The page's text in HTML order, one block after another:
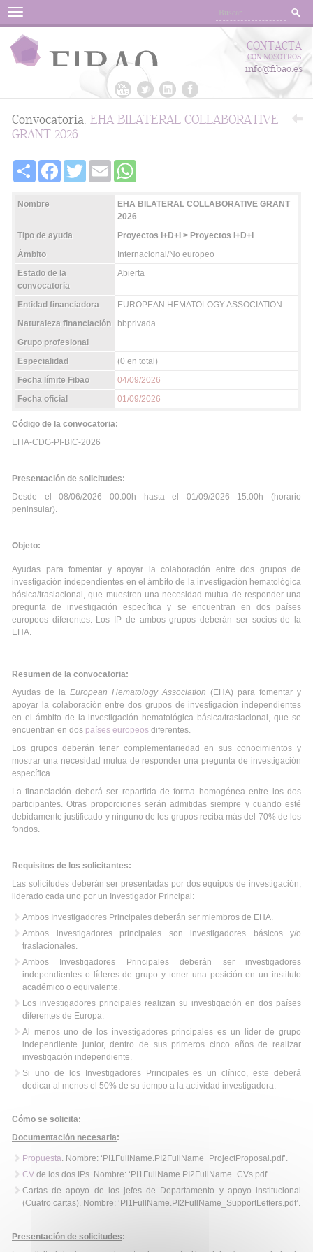
Menu
CONTACTA
CON NOSOTROS
info@fibao.es
Convocatoria: EHA BILATERAL COLLABORATIVE
GRANT 2026
Share FacebookTwitter Email
Nombre
EHA BILATERAL COLLABORATIVE GRANT
2026
Tipo de ayuda
Proyectos I+D+i > Proyectos I+D+i
Ámbito
Internacional/No europeo
Estado de la
convocatoria
Abierta
Entidad financiadora
EUROPEAN HEMATOLOGY ASSOCIATION
Naturaleza financiación
bbprivada
Grupo profesional
Especialidad
(0 en total)
Fecha límite Fibao
04/09/2026
Fecha oficial
01/09/2026
Código de la convocatoria:
EHA-CDG-PI-BIC-2026
Presentación de solicitudes:
Desde el 08/06/2026 00:00h hasta el 01/09/2026 15:00h (horario
peninsular).
Objeto:
Ayudas para fomentar y apoyar la colaboración entre dos grupos de
investigación independientes en el ámbito de la investigación hematológica
básica/traslacional, que muestren una necesidad mutua de responder una
pregunta de investigación específica y se encuentran en dos países
europeos diferentes. Los IP de ambos grupos deberán ser socios de la
EHA.
Resumen de la convocatoria:
Ayudas de la European Hematology Association (EHA) para fomentar y
apoyar la colaboración entre dos grupos de investigación independientes
en el ámbito de la investigación hematológica básica/traslacional, que se
encuentran en dos países europeos diferentes.
Los grupos deberán tener complementariedad en sus conocimientos y
mostrar una necesidad mutua de responder una pregunta de investigación
específica.
La financiación deberá ser repartida de forma homogénea entre los dos
participantes. Otras proporciones serán admitidas siempre y cuando esté
debidamente justificado y ninguno de los grupos reciba más del 70% de los
fondos.
Requisitos de los solicitantes:
Las solicitudes deberán ser presentadas por dos equipos de investigación,
liderado cada uno por un Investigador Principal:
Ambos Investigadores Principales deberán ser miembros de EHA.
Ambos investigadores principales son investigadores básicos y/o
traslacionales.
Ambos Investigadores Principales deberán ser investigadores
independientes o líderes de grupo y tener una posición en un instituto
académico o equivalente.
Los investigadores principales realizan su investigación en dos países
diferentes de Europa.
Al menos uno de los investigadores principales es un líder de grupo
independiente junior, dentro de sus primeros cinco años de realizar
investigación independiente.
Si uno de los Investigadores Principales es un clínico, este deberá
dedicar al menos el 50% de su tiempo a la actividad investigadora.
Cómo se solicita:
Documentación necesaria:
Propuesta. Nombre: ‘ PI1FullName.PI2FullName _ProjectProposal.pdf’.
CV de los dos IPs. Nombre: ‘PI1FullName.PI2FullName _CVs.pdf’
Cartas de apoyo de los jefes de Departamento y apoyo institucional
(Cuatro cartas). Nombre: ‘PI1FullName.PI2FullName_SupportLetters.pdf’.
Presentación de solicitudes: